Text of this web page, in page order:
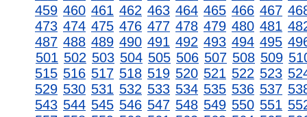
459 460 461 462 463 464 465 466 467
473 474 475 476 477 478 479 480 481
487 488 489 490 491 492 493 494 495
501 502 503 504 505 506 507 508 509
515 516 517 518 519 520 521 522 523
529 530 531 532 533 534 535 536 537
543 544 545 546 547 548 549 550 551